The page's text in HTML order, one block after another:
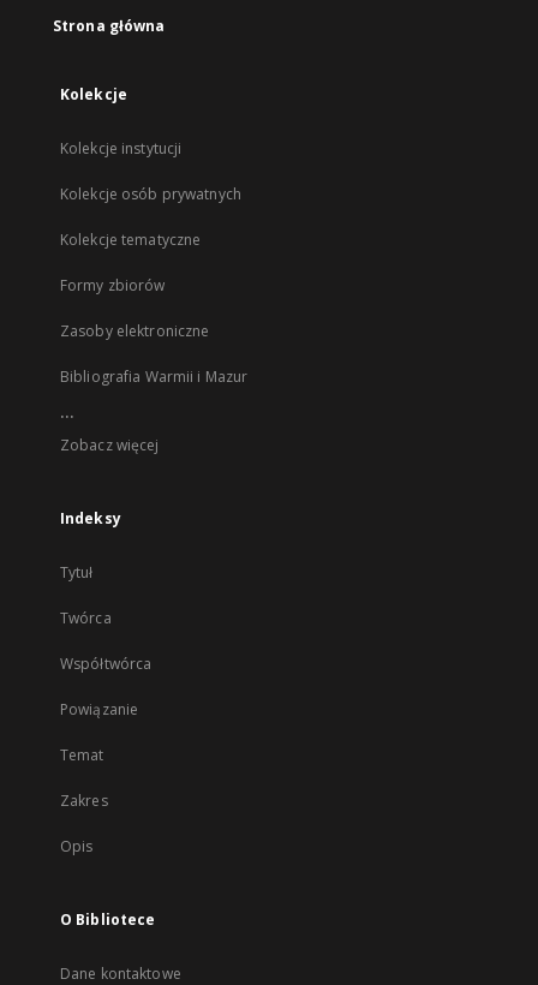
Strona główna
Kolekcje
Kolekcje instytucji
Kolekcje osób prywatnych
Kolekcje tematyczne
Formy zbiorów
Zasoby elektroniczne
Bibliografia Warmii i Mazur
...
Zobacz więcej
Indeksy
Tytuł
Twórca
Współtwórca
Powiązanie
Temat
Zakres
Opis
O Bibliotece
Dane kontaktowe